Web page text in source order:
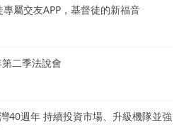
專屬交友APP，基督徒的新福音
二季法說會
40週年 持續投資市場、升級機隊並強